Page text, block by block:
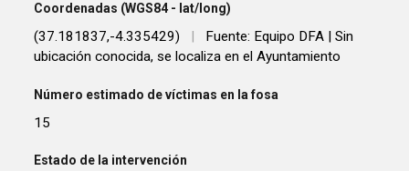
Coordenadas (WGS84 - lat/long)
(37.181837,-4.335429)
Fuente: Equipo DFA | Sin
ubicación conocida, se localiza en el Ayuntamiento
Número estimado de víctimas en la fosa
15
Estado de la intervención